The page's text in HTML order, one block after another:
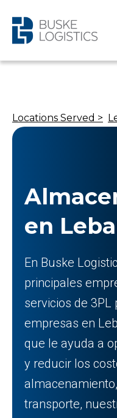
Locations Served >
en
En Buske
principales
servicios de 3PL
empresas en
que le ayuda a
y reducir los
transporte,